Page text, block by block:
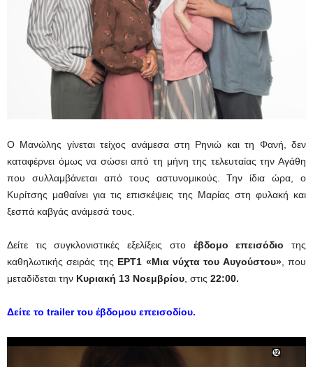
Ο Μανώλης γίνεται τείχος ανάμεσα στη Ρηνιώ και τη Φανή, δεν
καταφέρνει όμως να σώσει από τη μήνη της τελευταίας την Αγάθη
που συλλαμβάνεται από τους αστυνομικούς. Την ίδια ώρα, ο
Κυρίτσης μαθαίνει για τις επισκέψεις της Μαρίας στη φυλακή και
ξεσπά καβγάς ανάμεσά τους.
Δείτε τις συγκλονιστικές εξελίξεις στο έβδομο επεισόδιο της
καθηλωτικής σειράς της ΕΡΤ1 «Μια νύχτα του Αυγούστου», που
μεταδίδεται την Κυριακή 13 Νοεμβρίου , στις 22:00.
Δείτε το trailer του έβδομου επεισοδίου.
Πρόγραμμα